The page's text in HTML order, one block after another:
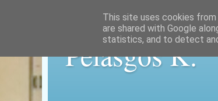
Pelasgos K.
This site uses cookies
are shared with Google
statistics, and to detect